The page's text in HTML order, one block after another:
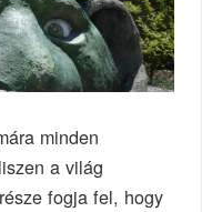
minden
a világ
fogja fel, hogy